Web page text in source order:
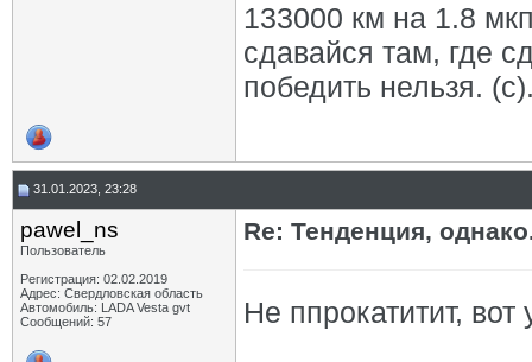
133000 км на 1.8
сдавайся там, где
победить нельзя.
31.01.2023, 23:28
pawel_ns
Пользователь
Регистрация: 02.02.2019
Адрес: Свердловская область
Автомобиль: LADA Vesta gvt
Сообщений: 57
Re: Тенденция,
Не ппрокатитит,